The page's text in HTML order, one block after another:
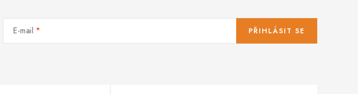
E-mail PŘIHLÁSIT SE